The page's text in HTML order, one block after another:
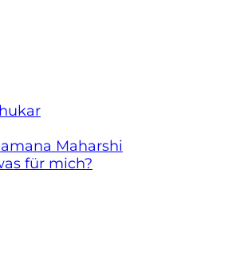
Maharshi
für mich?